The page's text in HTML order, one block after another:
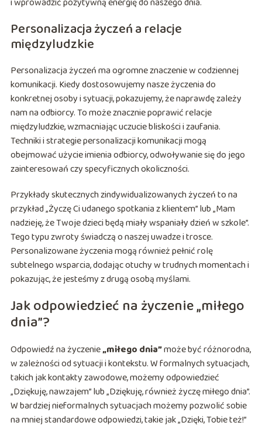
Personalizacja życzeń a relacje
międzyludzkie
Personalizacja życzeń ma ogromne znaczenie w codziennej
komunikacji. Kiedy dostosowujemy nasze życzenia do
konkretnej osoby i sytuacji, pokazujemy, że naprawdę zależy
nam na odbiorcy. To może znacznie poprawić relacje
międzyludzkie, wzmacniając uczucie bliskości i zaufania.
Techniki i strategie personalizacji komunikacji mogą
obejmować użycie imienia odbiorcy, odwoływanie się do jego
zainteresowań czy specyficznych okoliczności.
Przykłady skutecznych zindywidualizowanych życzeń to na
przykład „Życzę Ci udanego spotkania z klientem” lub „Mam
nadzieję, że Twoje dzieci będą miały wspaniały dzień w szkole”.
Tego typu zwroty świadczą o naszej uwadze i trosce.
Personalizowane życzenia mogą również pełnić rolę
subtelnego wsparcia, dodając otuchy w trudnych momentach i
pokazując, że jesteśmy z drugą osobą myślami.
Jak odpowiedzieć na życzenie „miłego
dnia”?
Odpowiedź na życzenie„miłego dnia”może być różnorodna,
w zależności od sytuacji i kontekstu. W formalnych sytuacjach,
takich jak kontakty zawodowe, możemy odpowiedzieć
„Dziękuję, nawzajem” lub „Dziękuję, również życzę miłego dnia”.
W bardziej nieformalnych sytuacjach możemy pozwolić sobie
na mniej standardowe odpowiedzi, takie jak „Dzięki, Tobie też!”